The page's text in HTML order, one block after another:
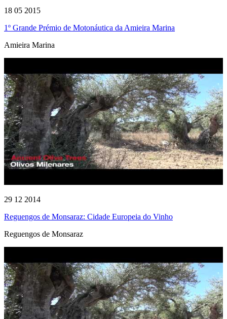
18 05 2015
1º Grande Prémio de Motonáutica da Amieira Marina
Amieira Marina
29 12 2014
Reguengos de Monsaraz: Cidade Europeia do Vinho
Reguengos de Monsaraz